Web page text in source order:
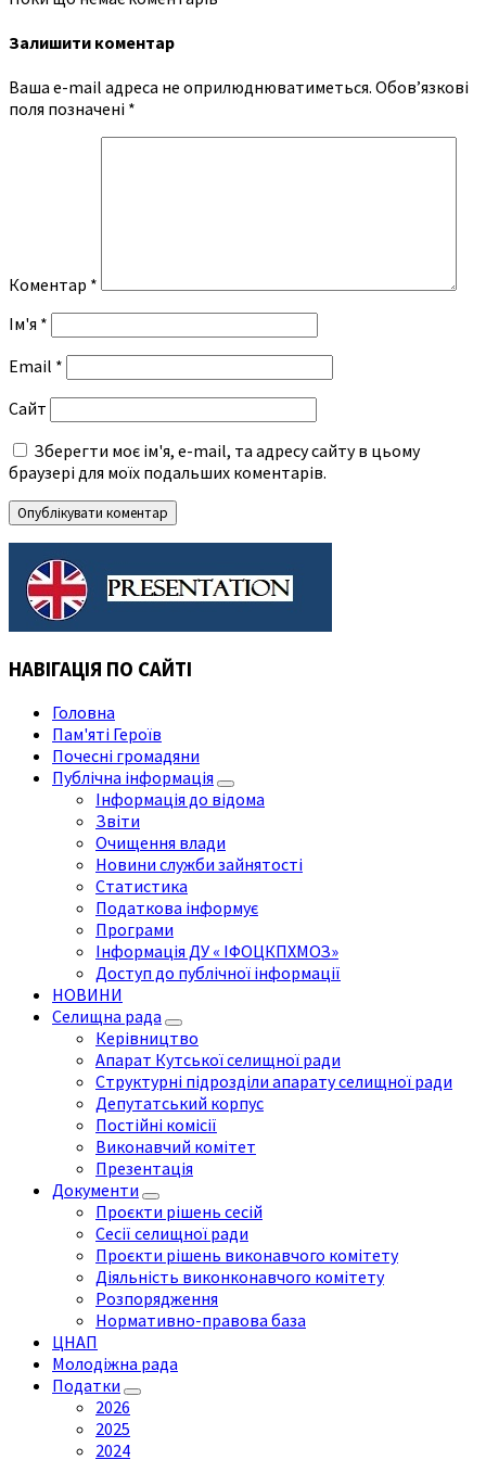
Залишити коментар
Ваша e-mail адреса не оприлюднюватиметься. Обов’язкові
поля позначені *
Коментар *
Ім'я *
Email *
Сайт
Зберегти моє ім'я, e-mail, та адресу сайту в цьому
браузері для моїх подальших коментарів.
НАВІГАЦІЯ ПО САЙТІ
Головна
Пам'яті Героїв
Почесні громадяни
Публічна інформація
Інформація до відома
Звіти
Очищення влади
Новини служби зайнятості
Статистика
Податкова інформує
Програми
Інформація ДУ « ІФОЦКПХМОЗ»
Доступ до публічної інформації
НОВИНИ
Селищна рада
Керівництво
Апарат Кутської селищної ради
Структурні підрозділи апарату селищної ради
Депутатський корпус
Постійні комісії
Виконавчий комітет
Презентація
Документи
Проєкти рішень сесій
Сесії селищної ради
Проєкти рішень виконавчого комітету
Діяльність виконконавчого комітету
Розпорядження
Нормативно-правова база
ЦНАП
Молодіжна рада
Податки
2026
2025
2024